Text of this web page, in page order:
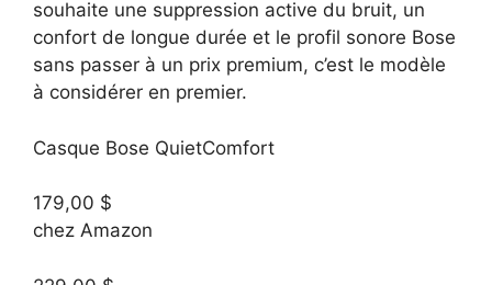
souhaite une suppression active du bruit, un
confort de longue durée et le profil sonore Bose
sans passer à un prix premium, c’est le modèle
à considérer en premier.
Casque Bose QuietComfort
179,00 $
chez Amazon